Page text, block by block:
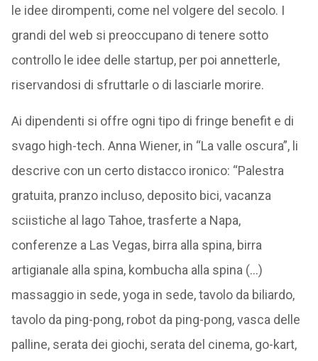
le idee dirompenti, come nel volgere del secolo. I
grandi del web si preoccupano di tenere sotto
controllo le idee delle startup, per poi annetterle,
riservandosi di sfruttarle o di lasciarle morire.
Ai dipendenti si offre ogni tipo di fringe benefit e di
svago high-tech. Anna Wiener, in “La valle oscura”, li
descrive con un certo distacco ironico: “Palestra
gratuita, pranzo incluso, deposito bici, vacanza
sciistiche al lago Tahoe, trasferte a Napa,
conferenze a Las Vegas, birra alla spina, birra
artigianale alla spina, kombucha alla spina (…)
massaggio in sede, yoga in sede, tavolo da biliardo,
tavolo da ping-pong, robot da ping-pong, vasca delle
palline, serata dei giochi, serata del cinema, go-kart,